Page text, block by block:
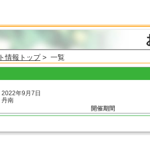
情報トップ> 一覧
2022年9月7日
丹南
開催期間